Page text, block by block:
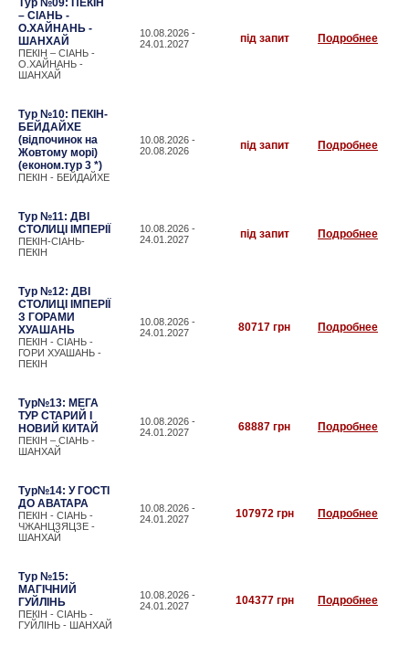
Тур №09: ПЕКІН
– СІАНЬ -
О.ХАЙНАНЬ -
ШАНХАЙ
ПЕКІН – СІАНЬ -
О.ХАЙНАНЬ -
ШАНХАЙ
10.08.2026 -
24.01.2027
під запит Подробнее
Тур №10: ПЕКІН-
БЕЙДАЙХЕ
(відпочинок на
Жовтому морі)
(економ.тур 3 *)
ПЕКІН - БЕЙДАЙХЕ
10.08.2026 -
20.08.2026
під запит Подробнее
Тур №11: ДВІ
СТОЛИЦІ ІМПЕРІЇ
ПЕКІН-СІАНЬ-
ПЕКІН
10.08.2026 -
24.01.2027
під запит Подробнее
Тур №12: ДВІ
СТОЛИЦІ ІМПЕРІЇ
З ГОРАМИ
ХУАШАНЬ
ПЕКІН - СІАНЬ -
ГОРИ ХУАШАНЬ -
ПЕКІН
10.08.2026 -
24.01.2027
80717 грн Подробнее
Тур№13: МЕГА
ТУР СТАРИЙ І
НОВИЙ КИТАЙ
ПЕКІН – СІАНЬ -
ШАНХАЙ
10.08.2026 -
24.01.2027
68887 грн Подробнее
Тур№14: У ГОСТІ
ДО АВАТАРА
ПЕКІН - СІАНЬ -
ЧЖАНЦЗЯЦЗЕ -
ШАНХАЙ
10.08.2026 -
24.01.2027
107972 грн Подробнее
Тур №15:
МАГІЧНИЙ
ГУЙЛІНЬ
ПЕКІН - СІАНЬ -
ГУЙЛІНЬ - ШАНХАЙ
10.08.2026 -
24.01.2027
104377 грн Подробнее